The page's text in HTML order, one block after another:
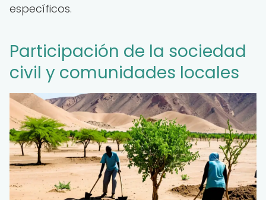
específicos.
Participación de la sociedad
civil y comunidades locales